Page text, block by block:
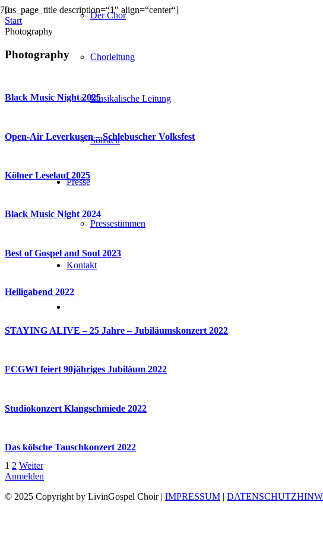
Der Chor
Chorleitung
Musikalische Leitung
Solisten
Presse
Pressestimmen
Kontakt
[us_page_title description=“1″ align=“center“]
Start
Photography
Photography
Black Music Night 2025
Open-Air Leverkusen – Schlebuscher Volksfest
Kölner Leselauf 2025
Black Music Night 2024
Best of Gospel and Soul 2023
Heiligabend 2022
STAYING ALIVE – 25 Jahre – Jubiläumskonzert 2022
FCGWI feiert 90jähriges Jubiläum 2022
Studiokonzert Klangschmiede 2022
Das kölsche Tauschkonzert 2022
1 2 Weiter
Anmelden
© 2025 Copyright by LivinGospel Choir | IMPRESSUM |